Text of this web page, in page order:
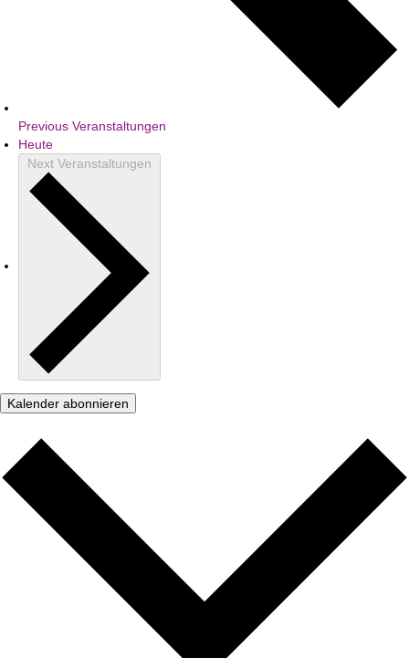
Previous Veranstaltungen
Heute
Next Veranstaltungen
Kalender abonnieren